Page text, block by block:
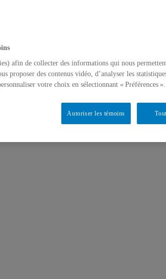
afin de collecter des informations qui nous
proposer des contenus vidéo, d’analyser les
votre choix en sélectionnant « Préférences ».
Autoriser les témoins